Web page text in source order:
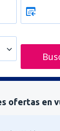
ofertas en